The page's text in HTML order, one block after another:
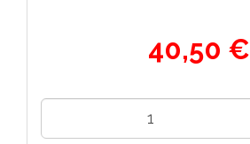
40,50 €